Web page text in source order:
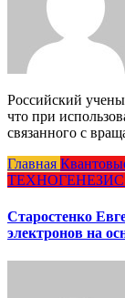
Российский ученый Старостенко Евгений Юрьевич уточнил,
что при
связанного с
Главная
ТЕХНОГЕНЕЗИС
Старостенко
электронов на